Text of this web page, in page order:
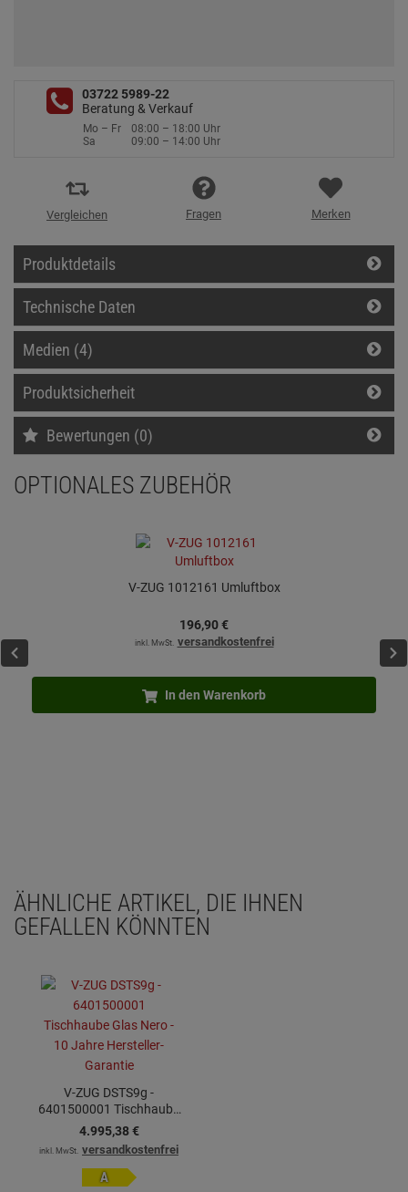
03722 5989-22
Beratung & Verkauf
Mo – Fr
08:00 – 18:00 Uhr
Sa
09:00 – 14:00 Uhr
Vergleichen Fragen Merken
Produktdetails
Technische Daten
Medien (4)
Produktsicherheit
Bewertungen (0)
OPTIONALES ZUBEHÖR
V-ZUG 1012161 Umluftbox
196,90€
inkl. MwSt. versandkostenfrei
In den Warenkorb
ÄHNLICHE ARTIKEL, DIE IHNEN
GEFALLEN KÖNNTEN
V-ZUG DSTS9g -
6401500001 Tischhaube
Glas Nero - 10 Jahre
Hersteller-Garantie
4.995,38 €
inkl. MwSt. versandkostenfrei
A